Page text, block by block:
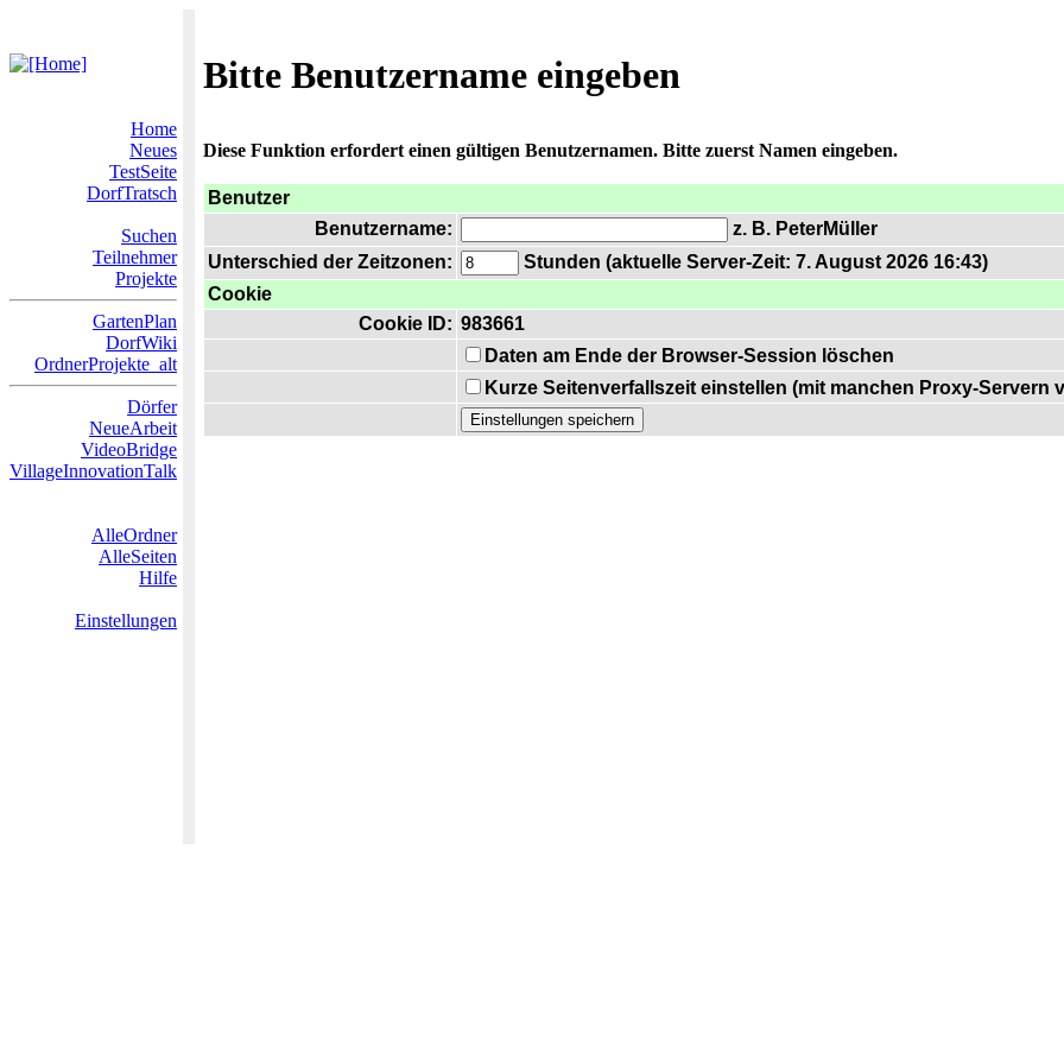
Bitte Benutzername eingeben
Home
Neues
TestSeite
DorfTratsch
Suchen
Teilnehmer
Projekte
GartenPlan
DorfWiki
OrdnerProjekte_alt
Dörfer
NeueArbeit
VideoBridge
VillageInnovationTalk
AlleOrdner
AlleSeiten
Hilfe
Einstellungen
Diese Funktion erfordert einen gültigen Benutzernamen. Bitte zuerst Namen eingeben.
Benutzer
Benutzername:
z. B. PeterMüller
Unterschied der Zeitzonen:
Stunden (aktuelle Server-Zeit: 7. August 2026 16:43)
Cookie
Cookie ID: 983661
Daten am Ende der Browser-Session löschen
Kurze Seitenverfallszeit einstellen (mit manchen Proxy-Servern